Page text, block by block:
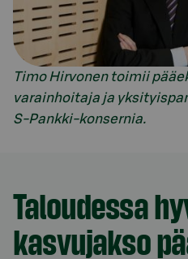
Timo Hirvonen toimii
varainhoitaja ja
S-Pankki-konsernia.
Taloudessa
kasvujakso